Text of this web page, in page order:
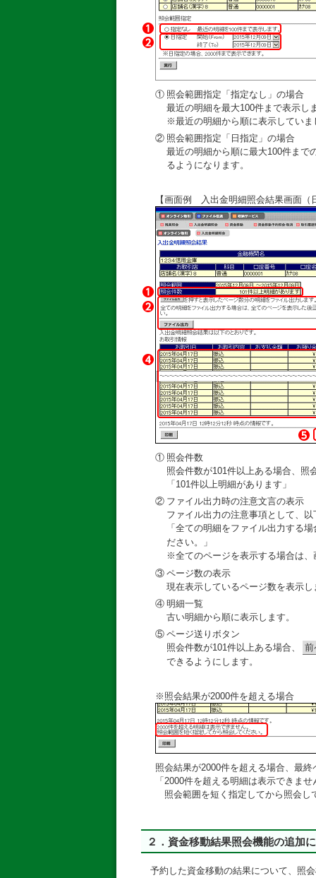
① 照会範囲指定「指定なし」の場合
最近の明細を最大100件まで表示し
※最近の明細から順に表示してい
② 照会範囲指定「日指定」の場合
最近の明細から順に最大100件まで
るようになります。
【画面例 入出金明細照会結果画面（
① 照会件数
照会件数が101件以上ある場合、照
「101件以上明細があります」
② ファイル出力時の注意文言の表示
ファイル出力の注意事項として、
「全ての明細をファイル出力する
ださい。」
※全てのページを表示する場合は、
③ ページ数の表示
現在表示しているページ数を表示し
④ 明細一覧
古い明細から順に表示します。
⑤ ページ送りボタン
照会件数が101件以上ある場合、
前
できるようにします。
※照会結果が2000件を超える場合
照会結果が2000件を超える場合、最
「2000件を超える明細は表示できませ
照会範囲を短く指定してから照会し
２．資金移動結果照会機能の追加
予約した資金移動の結果について、照